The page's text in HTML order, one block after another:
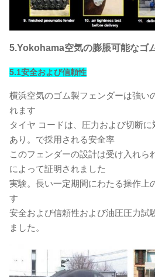
5.Yokohama空気の膨脹可能なゴ
5.1安全および信頼性
横浜空気のゴム製フェンダーは強い
れます
タイヤ コードは、圧力および切断
あり。で採用される安全率
このフェンダーの設計は受け入れら
によって証明されました
実験。長い一定期間にわたる操作上
す
安全および信頼性および油圧圧力試
ました。